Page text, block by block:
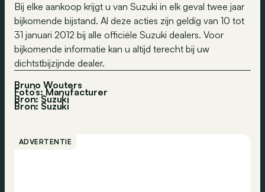
Bij elke aankoop krijgt u van Suzuki in elk geval twee jaar
bijkomende bijstand. Al deze acties zijn geldig van 10 tot
31 januari 2012 bij alle officiële Suzuki dealers. Voor
bijkomende informatie kan u altijd terecht bij uw
dichtstbijzijnde dealer.
Bruno Wouters
Foto’s: Manufacturer
Bron: Suzuki
Bron: Suzuki
ADVERTENTIE